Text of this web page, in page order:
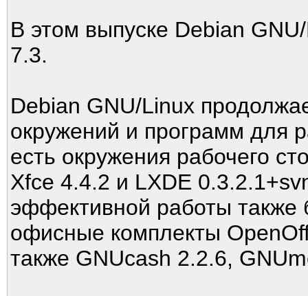
В этом выпуске Debian
7.3.
Debian GNU/Linux
окружений и программ для
есть окружения рабочего
Xfce 4.4.2 и LXDE
эффективной работы
офисные комплекты
также GNUcash 2.2.6,